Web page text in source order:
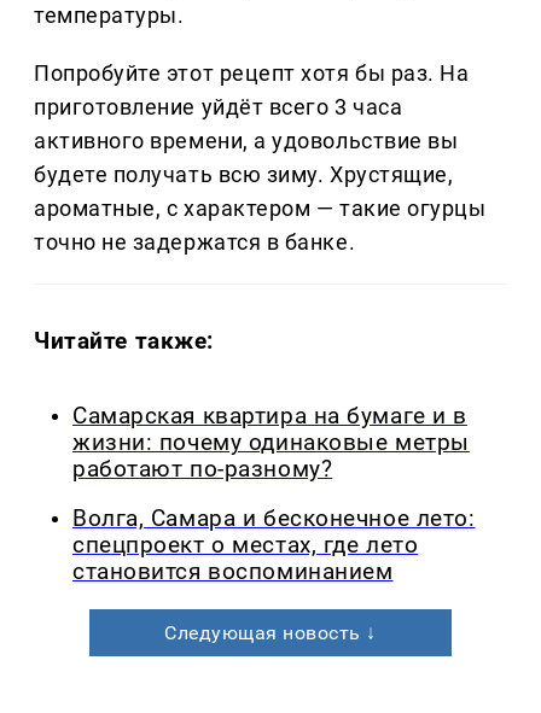
температуры.
Попробуйте этот рецепт хотя бы раз. На
приготовление уйдёт всего 3 часа
активного времени, а удовольствие вы
будете получать всю зиму. Хрустящие,
ароматные, с характером — такие огурцы
точно не задержатся в банке.
Читайте также:
Самарская квартира на бумаге и в
жизни: почему одинаковые метры
работают по-разному?
Волга, Самара и бесконечное лето:
спецпроект о местах, где лето
становится воспоминанием
Следующая новость ↓